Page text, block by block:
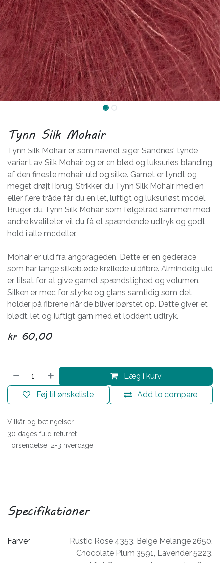
Tynn Silk Mohair
Tynn Silk Mohair er som navnet siger, Sandnes' tynde
variant av Silk Mohair og er en blød og luksuriøs blanding
af den fineste mohair, uld og silke. Garnet er tyndt og
meget drøjt i brug. Strikker du Tynn Silk Mohair med en
eller flere tråde får du en let, luftigt og luksuriøst model.
Bruger du Tynn Silk Mohair som følgetråd sammen med
andre kvaliteter vil du få et spændende udtryk og godt
hold i alle modeller.
Mohair er uld fra angorageden. Dette er en gederace
som har lange silkebløde krøllede uldfibre. Almindelig uld
er tilsat for at give garnet spændstighed og volumen.
Silken er med for styrke og glans samtidig som det
holder på fibrene når de bliver børstet op. Dette giver et
blødt, let og luftigt garn med et loddent udtryk.
kr 60,00
Læg i kurv
Add to compare
Føj til ønskeliste
Vilkår og betingelser
30 dages fuld returret
Forsendelse: 2-3 hverdage
Specifikationer
Farver Rustic Rose 4353 Beige Melange 2650
Chocolate Plum 3591 Lavender 5223